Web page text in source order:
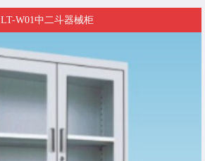
LT-W01中二斗器械柜